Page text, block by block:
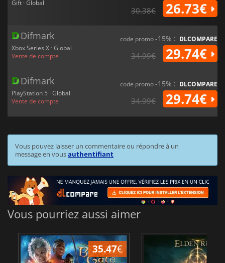
Gift · Global
30.38€ 26.73€
Difmark
Xbox Series X · Global
Vente de compte
code promo-15% : DLCOMPARE
34.99€ 29.74€
Difmark
PlayStation 5 · Global
Vente de compte
code promo-15% : DLCOMPARE
34.99€ 29.74€
Vous pouvez laisser un commentaire ou répondre à un
message en vousauthentifiant
Vous pourriez aussi aimer
35.47€